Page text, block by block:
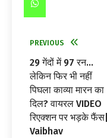
PREVIOUS
29 गेंदों में 97 रन…
लेकिन फिर भी नहीं
पिघला काव्या मारन का
दिल? वायरल VIDEO
रिएक्शन पर भड़के फैंस|
Vaibhav